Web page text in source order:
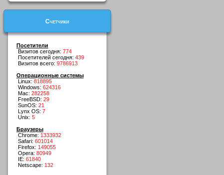
Счетчики
Посетители
Визитов сегодня: 774
Посетителей сегодня: 439
Визитов всего: 9786913
Операционные системы
Linux: 818895
Windows: 624316
Mac: 282258
FreeBSD: 29
SunOS: 21
Lynx OS: 7
Unix: 5
Браузеры
Chrome: 1333932
Safari: 601014
Firefox: 149055
Opera: 80949
IE: 61840
Netscape: 132